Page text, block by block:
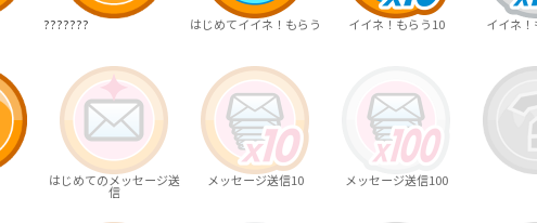
??????? はじめてイイネ！もらう イイネ！もらう10 イイネ
はじめてのメッセージ送
信
メッセージ送信10 メッセージ送信100